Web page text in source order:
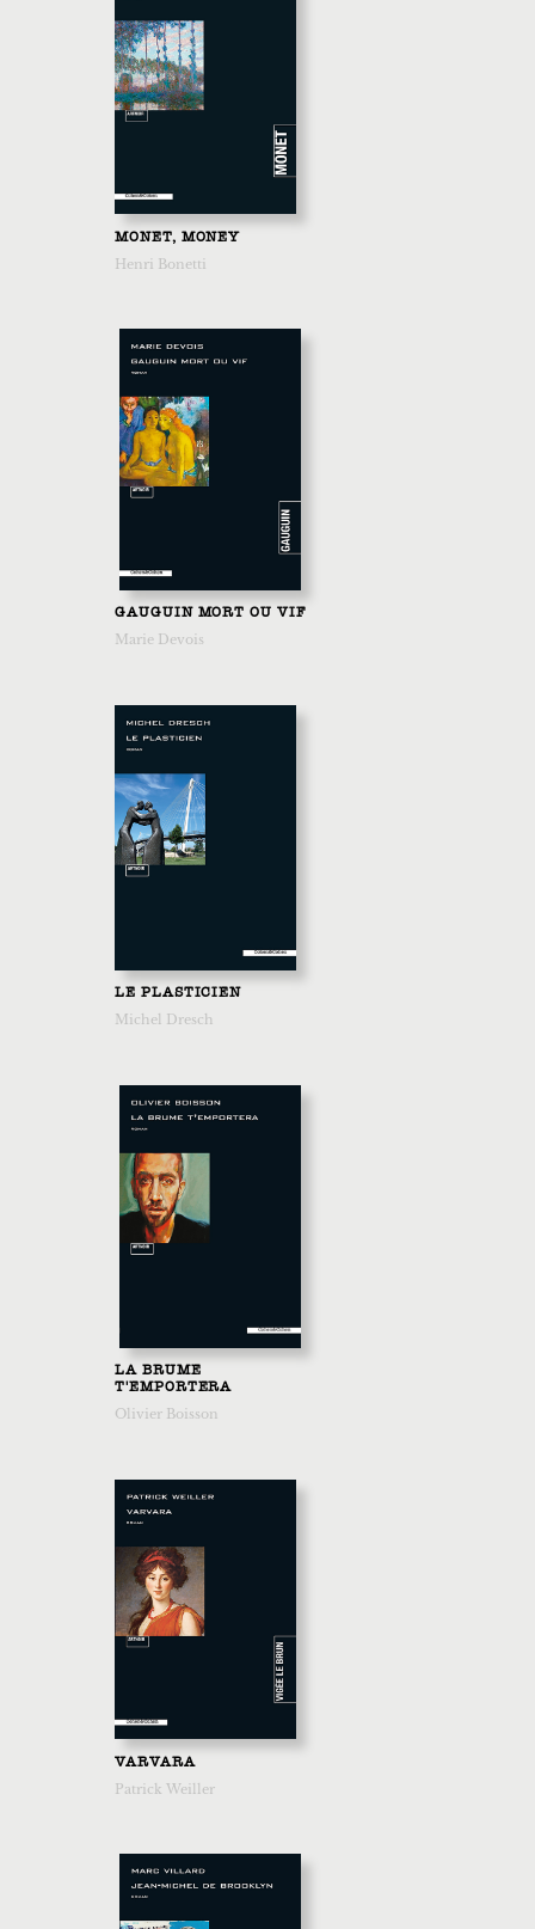
MONET, MONEY
Henri Bonetti
GAUGUIN MORT OU VIF
Marie Devois
LE PLASTICIEN
Michel Dresch
LA BRUME
T'EMPORTERA
Olivier Boisson
VARVARA
Patrick Weiller